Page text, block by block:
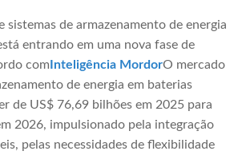
sistemas de armazenamento de energia
entrando em uma nova fase de
com Inteligência MordorO mercado
de energia em baterias
de US$ 76,69 bilhões em 2025 para
2026, impulsionado pela integração
pelas necessidades de flexibilidade